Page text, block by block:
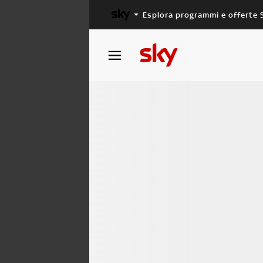
Esplora programmi e offerte